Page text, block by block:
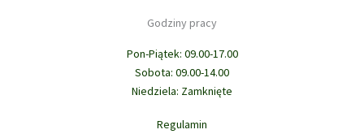
Godziny pracy
Pon-Piątek: 09.00-17.00
Sobota: 09.00-14.00
Niedziela: Zamknięte
Regulamin